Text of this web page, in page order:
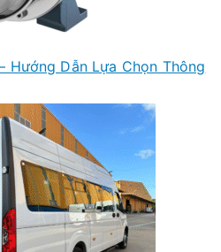
Hướng Dẫn Lựa Chọn Thông